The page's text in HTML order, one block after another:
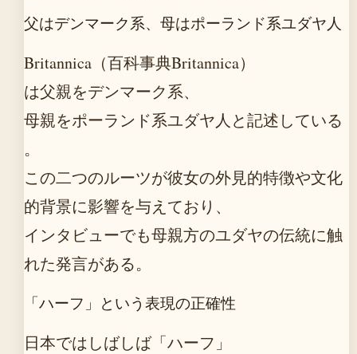
父はデンマーク系、母はポーランド系ユダヤ人
Britannica（百科事典Britannica）
は父親をデンマーク系、
母親をポーランド系ユダヤ人と記述している
。
この二つのルーツが彼女の外見的特徴や文化
的背景に影響を与えており、
インタビューでも母親方のユダヤの伝統に触
れた発言がある。
「ハーフ」という表現の正確性
日本ではしばしば「ハーフ」